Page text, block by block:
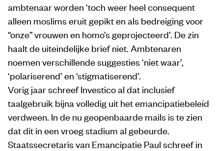
ambtenaar worden ‘toch weer heel consequent
alleen moslims eruit gepikt en als bedreiging voor
“onze” vrouwen en homo’s geprojecteerd’. De zin
haalt de uiteindelijke brief niet. Ambtenaren
noemen verschillende suggesties ‘niet waar’,
‘polariserend’ en ‘stigmatiserend’.
Vorig jaar schreef Investico al dat inclusief
taalgebruik bijna volledig uit het emancipatiebeleid
verdween. In de nu geopenbaarde mails is te zien
dat dit in een vroeg stadium al gebeurde.
Staatssecretaris van Emancipatie Paul schreef in